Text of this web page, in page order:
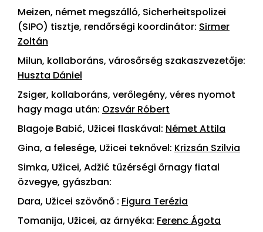
Meizen, német megszálló, Sicherheitspolizei
(SIPO) tisztje, rendőrségi koordinátor: Sirmer
Zoltán
Milun, kollaboráns, városőrség szakaszvezetője:
Huszta Dániel
Zsiger, kollaboráns, verőlegény, véres nyomot
hagy maga után: Ozsvár Róbert
Blagoje Babić, Užicei flaskával: Német Attila
Gina, a felesége, Užicei teknővel: Krizsán Szilvia
Simka, Užicei, Adžić tűzérségi őrnagy fiatal
özvegye, gyászban:
Dara, Užicei szövőnő : Figura Terézia
Tomanija, Užicei, az árnyéka: Ferenc Ágota